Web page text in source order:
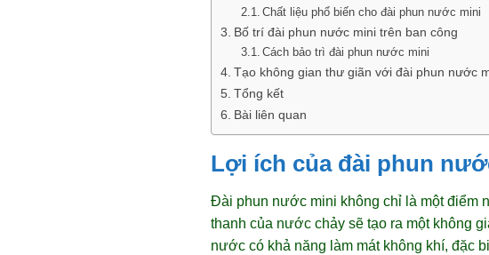
Chất liệu phổ biến cho đài phun nước mini
Bố trí đài phun nước mini trên ban công
Cách bảo trì đài phun nước mini
Tạo không gian thư giãn với đài phun nước
Tổng kết
Bài liên quan
Lợi ích của đài phun
Đài phun nước mini không chỉ là một điểm
thanh của nước chảy sẽ tạo ra một không
nước có khả năng làm mát không khí, đặc